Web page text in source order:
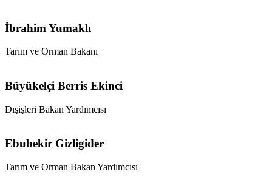
İbrahim Yumaklı
Tarım ve Orman Bakanı
Büyükelçi Berris Ekinci
Dışişleri Bakan Yardımcısı
Ebubekir Gizligider
Tarım ve Orman Bakan Yardımcısı